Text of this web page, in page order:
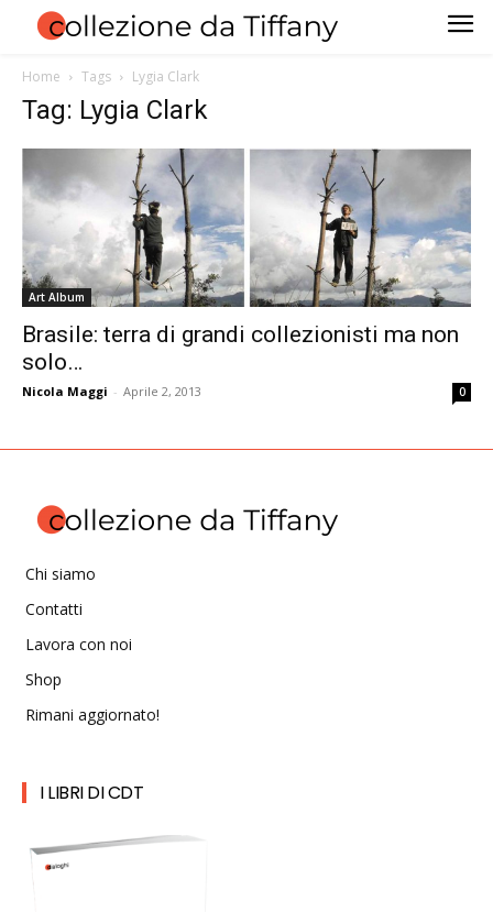
Home Tags Lygia Clark
Tag: Lygia Clark
Art Album
Brasile: terra di grandi collezionisti ma non
solo…
Nicola Maggi - Aprile 2, 2013 0
Chi siamo
Contatti
Lavora con noi
Shop
Rimani aggiornato!
I LIBRI DI CDT